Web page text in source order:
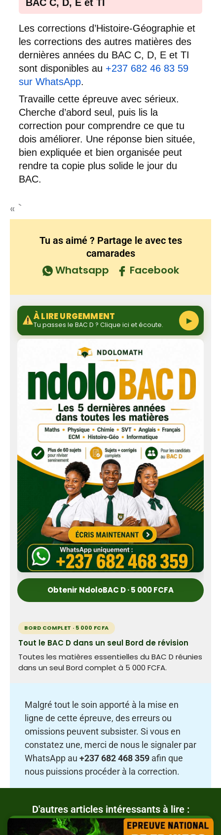
BAC C, D, E et TI
Les corrections d’Histoire-Géographie et
les corrections des autres matières des
dernières années du BAC C, D, E et TI
sont disponibles au +237 682 46 83 59
sur WhatsApp.
Travaille cette épreuve avec sérieux.
Cherche d’abord seul, puis lis la
correction pour comprendre ce que tu
dois améliorer. Une réponse bien située,
bien expliquée et bien organisée peut
rendre ta copie plus solide le jour du
BAC.
« `
Tu as aimé ? Partage le avec tes
camarades
Whatsapp Facebook
À LIRE URGEMMENT
Tu passes le BAC D ? Clique ici et écoute. ▶
Obtenir NdoloBAC D · 5 000 FCFA
BORD COMPLET · 5 000 FCFA
Tout le BAC D dans un seul Bord de révision
Toutes les matières essentielles du BAC D réunies
dans un seul Bord complet à 5 000 FCFA.
Malgré tout le soin apporté à la mise en
ligne de cette épreuve, des erreurs ou
omissions peuvent subsister. Si vous en
constatez une, merci de nous le signaler par
WhatsApp au +237 682 468 359 afin que
nous puissions procéder à la correction.
D'autres articles intéressants à lire :